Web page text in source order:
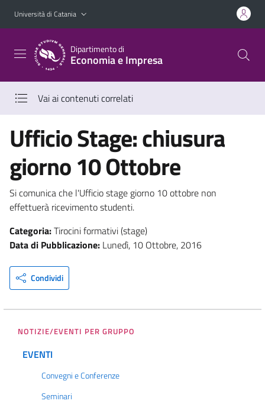
Vai al contenuto principale
Vai al menu di navigazione
Università di Catania
Dipartimento di
Economia e Impresa
Vai ai contenuti correlati
Ufficio Stage: chiusura
giorno 10 Ottobre
Si comunica che l'Ufficio stage giorno 10 ottobre non
effettuerà ricevimento studenti.
Categoria:Tirocini formativi (stage)
Data di Pubblicazione: Lunedì, 10 Ottobre, 2016
Condividi
NOTIZIE/EVENTI PER GRUPPO
EVENTI
Convegni e Conferenze
Seminari